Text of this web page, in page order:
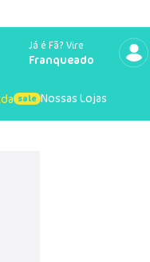
Já é Fã? Vire
Franqueado
Nossas Lojas